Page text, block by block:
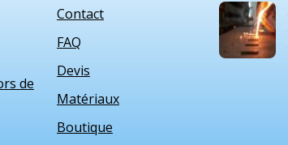
de
Contact
FAQ
Devis
Matériaux
Boutique